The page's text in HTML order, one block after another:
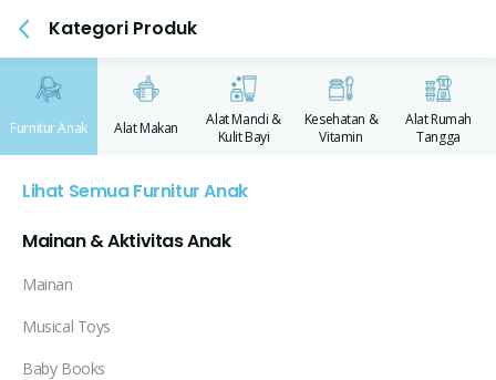
Kategori Produk
Furnitur Anak Alat Makan
Alat Mandi &
Kulit Bayi
Kesehatan &
Vitamin
Alat Rumah
Tangga
Lihat Semua Furnitur Anak
Mainan & Aktivitas Anak
Mainan
Musical Toys
Baby Books